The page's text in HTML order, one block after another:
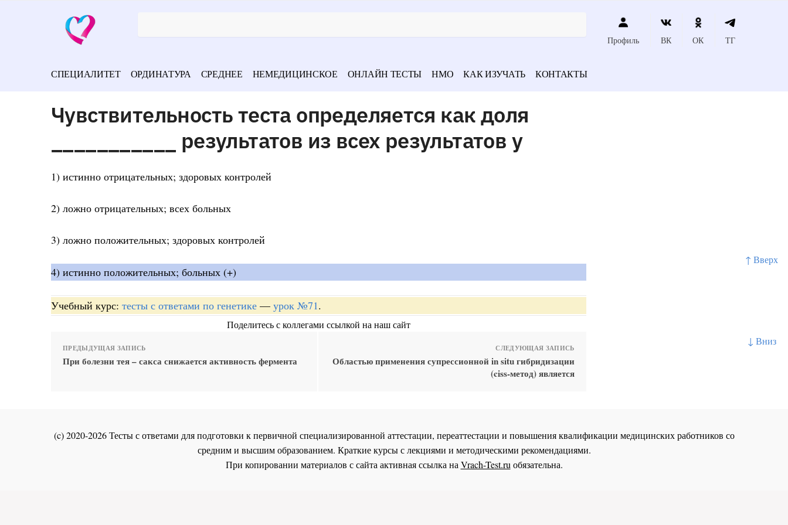
↑ Вверх
↓ Вниз
Профиль ВК ОК ТГ
СПЕЦИАЛИТЕТ ОРДИНАТУРА СРЕДНЕЕ НЕМЕДИЦИНСКОЕ ОНЛАЙН ТЕСТЫ НМО КАК ИЗУЧАТЬ КОНТАКТЫ
Чувствительность теста определяется как доля
___________ результатов из всех результатов у
1) истинно отрицательных; здоровых контролей
2) ложно отрицательных; всех больных
3) ложно положительных; здоровых контролей
4) истинно положительных; больных (+)
Учебный курс: тесты с ответами по генетике — урок №71.
Поделитесь с коллегами ссылкой на наш сайт
ПРЕДЫДУЩАЯ ЗАПИСЬ
При болезни тея – сакса снижается активность фермента
СЛЕДУЮЩАЯ ЗАПИСЬ
Областью применения супрессионной in situ гибридизации
(ciss-метод) является
(c) 2020-2026 Тесты с ответами для подготовки к первичной специализированной аттестации, переаттестации и повышения квалификации медицинских работников со
средним и высшим образованием. Краткие курсы с лекциями и методическими рекомендациями.
При копировании материалов с сайта активная ссылка наVrach-Test.ruобязательна.